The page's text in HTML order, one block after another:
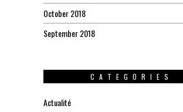
October 2018
September 2018
CATEGORIES
Actualité